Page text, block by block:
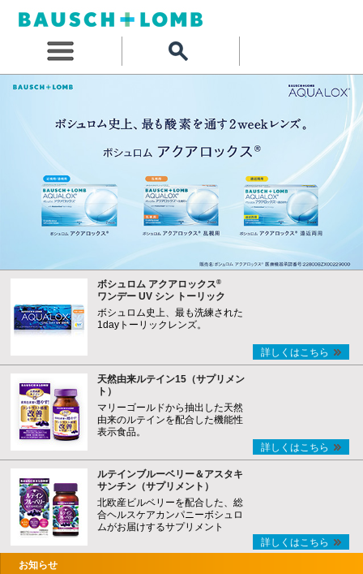
ボシュロム アクアロックス®
ワンデー UV シン トーリック
ボシュロム史上、最も洗練された
1dayトーリックレンズ。
詳しくはこちら
天然由来ルテイン15（サプリメン
ト）
マリーゴールドから抽出した天然
由来のルテインを配合した機能性
表示食品。
詳しくはこちら
ルテインブルーベリー＆アスタキ
サンチン（サプリメント）
北欧産ビルベリーを配合した、総
合ヘルスケアカンパニーボシュロ
ムがお届けするサプリメント
詳しくはこちら
お知らせ